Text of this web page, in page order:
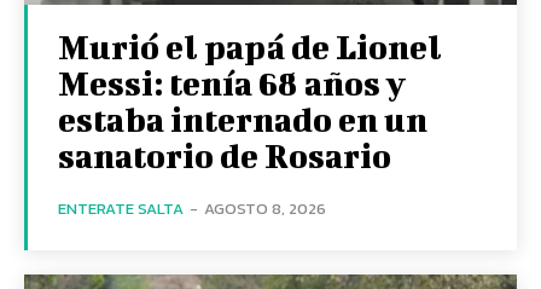
Murió el papá de Lionel
Messi: tenía 68 años y
estaba internado en un
sanatorio de Rosario
ENTERATE SALTA - AGOSTO 8, 2026